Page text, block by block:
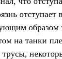
отступает
образом
на танки